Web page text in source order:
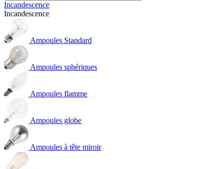
Incandescence
Incandescence
Ampoules Standard
Ampoules sphériques
Ampoules flamme
Ampoules globe
Ampoules à tête miroir